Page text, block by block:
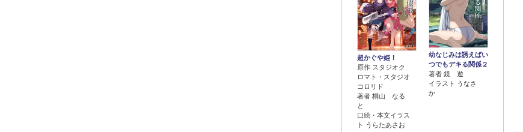
超かぐや姫！
原作 スタジオク
ロマト・スタジオ
コロリド
著者 桐山 なる
と
口絵・本文イラス
ト うらたあさお
幼なじみは誘えばい
つでもデキる関係２
著者 鏡 遊
イラスト うなさ
か